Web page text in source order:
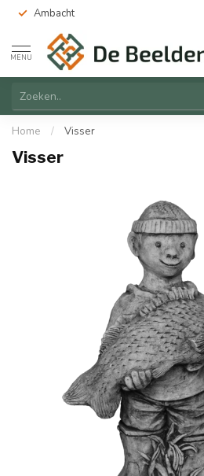
Ambacht
MENU
Home / Visser
Visser